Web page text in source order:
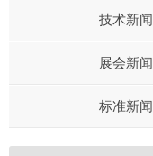
技术新闻
展会新闻
标准新闻